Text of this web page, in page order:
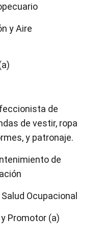
y Aire
de
de vestir, ropa
y patronaje.
de
Ocupacional
Promotor (a)